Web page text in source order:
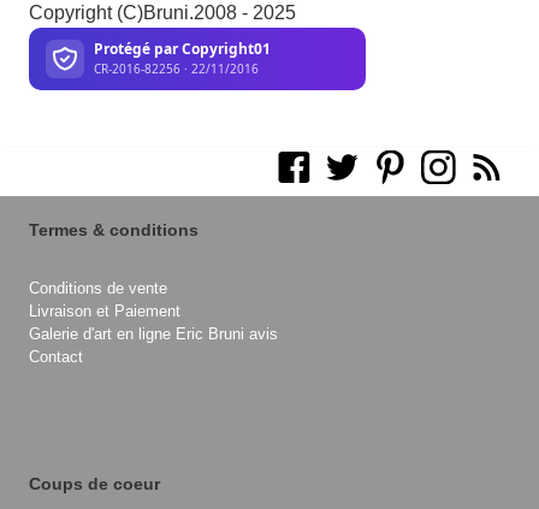
Copyright (C)Bruni.2008 - 2025
Termes & conditions
Conditions de vente
Livraison et Paiement
Galerie d'art en ligne Eric Bruni avis
Contact
Coups de coeur